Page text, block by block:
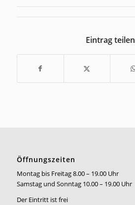
Eintrag teilen
Öffnungszeiten
Montag bis Freitag 8.00 – 19.00 Uhr
Samstag und Sonntag 10.00 – 19.00 Uhr
Der Eintritt ist frei